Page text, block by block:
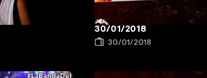
30/01/2018
30/01/2018